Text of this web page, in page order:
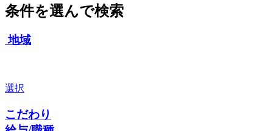
条件を選んで検索
地域
選択
こだわり